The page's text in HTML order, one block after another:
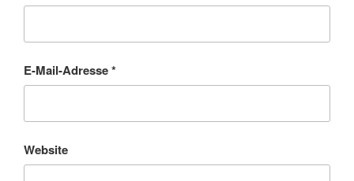
E-Mail-Adresse*
Website